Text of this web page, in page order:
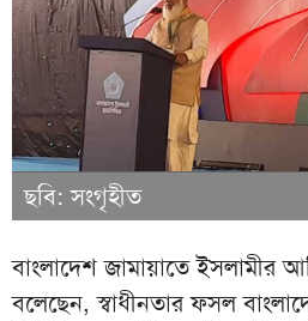
ছবি: সংগৃহীত
বাংলাদেশ জামায়াতে ইসলামীর
বলেছেন, স্বাধীনতার ফসল